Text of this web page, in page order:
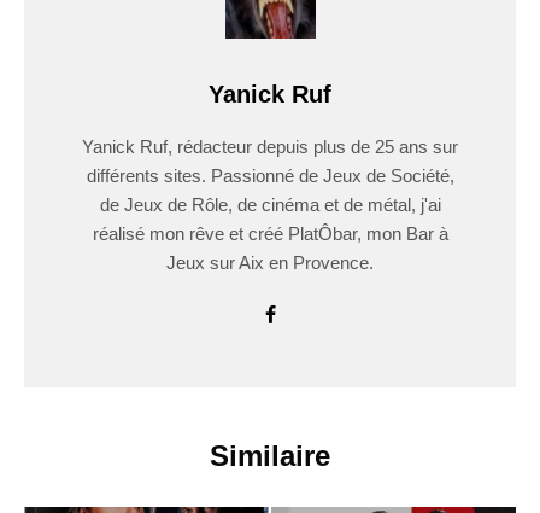
Yanick Ruf
Yanick Ruf, rédacteur depuis plus de 25 ans sur
différents sites. Passionné de Jeux de Société,
de Jeux de Rôle, de cinéma et de métal, j'ai
réalisé mon rêve et créé PlatÔbar, mon Bar à
Jeux sur Aix en Provence.
Similaire